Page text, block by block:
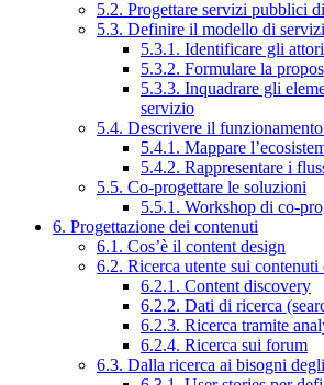
5.2. Progettare servizi pubblici
5.3. Definire il modello di
5.3.1. Identificare gli
5.3.2. Formulare la
5.3.3. Inquadrare gli
servizio
5.4. Descrivere il
5.4.1. Mappare
5.4.2. Rappresentare i
5.5. Co-progettare le soluzioni
5.5.1. Workshop di co-
6. Progettazione dei contenuti
6.1. Cos’è il content design
6.2. Ricerca utente sui
6.2.1. Content discovery
6.2.2. Dati di ricerca
6.2.3. Ricerca tramite
6.2.4. Ricerca sui forum
6.3. Dalla ricerca ai bisogni